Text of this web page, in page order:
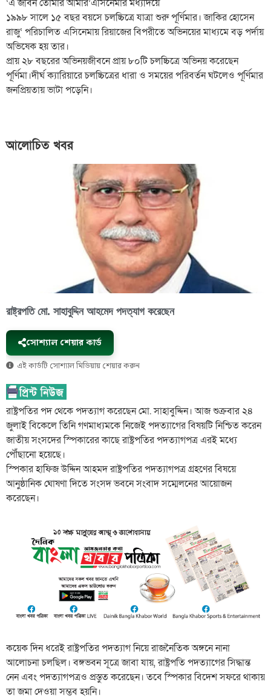
‘এ জীবন তোমার আমার’এসিনেমার মধ্যদিয়ে
১৯৯৮ সালে ১৫ বছর বয়সে চলচ্চিত্রে যাত্রা শুরু পূর্ণিমার। জাকির হোসেন
রাজু‘ পরিচালিত এসিনেমায় রিয়াজের বিপরীতে অভিনয়ের মাধ্যমে বড় পর্দায়
অভিষেক হয় তার।
প্রায় ২৮ বছরের অভিনয়জীবনে প্রায় ৮০টি চলচ্চিত্রে অভিনয় করেছেন
পূর্ণিমা।দীর্ঘ ক্যারিয়ারে চলচ্চিত্রের ধারা ও সময়ের পরিবর্তন ঘটলেও পূর্ণিমার
জনপ্রিয়তায় ভাটা পড়েনি।
আলোচিত খবর
রাষ্ট্রপতি মো. সাহাবুদ্দিন আহমেদ পদত্যাগ করেছেন
সোশ্যাল শেয়ার কার্ড
এই কার্ডটি সোশ্যাল মিডিয়ায় শেয়ার করুন
রাষ্ট্রপতির পদ থেকে পদত্যাগ করেছেন মো. সাহাবুদ্দিন। আজ শুক্রবার ২৪
জুলাই বিকেলে তিনি গণমাধ্যমকে নিজেই পদত্যাগের বিষয়টি নিশ্চিত করেন
জাতীয় সংসদের স্পিকারের কাছে রাষ্ট্রপতির পদত্যাগপত্র এরই মধ্যে
পৌঁছানো হয়েছে।
স্পিকার হাফিজ উদ্দিন আহমদ রাষ্ট্রপতির পদত্যাগপত্র গ্রহণের বিষয়ে
আনুষ্ঠানিক ঘোষণা দিতে সংসদ ভবনে সংবাদ সম্মেলনের আয়োজন
করেছেন।
কয়েক দিন ধরেই রাষ্ট্রপতির পদত্যাগ নিয়ে রাজনৈতিক অঙ্গনে নানা
আলোচনা চলছিল। বঙ্গভবন সূত্রে জাবা যায়, রাষ্ট্রপতি পদত্যাগের সিদ্ধান্ত
নেন এবং পদত্যাগপত্রও প্রস্তুত করেছেন। তবে স্পিকার বিদেশ সফরে থাকায়
তা জমা দেওয়া সম্ভব হয়নি।